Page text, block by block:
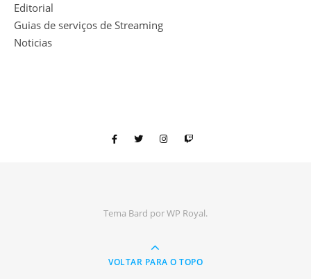
Editorial
Guias de serviços de Streaming
Noticias
Tema Bard porWP Royal.
VOLTAR PARA O TOPO